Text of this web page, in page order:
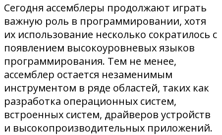
Сегодня ассемблеры продолжают играть
важную роль в программировании, хотя
их использование несколько сократилось с
появлением высокоуровневых языков
программирования. Тем не менее,
ассемблер остается незаменимым
инструментом в ряде областей, таких как
разработка операционных систем,
встроенных систем, драйверов устройств
и высокопроизводительных приложений.